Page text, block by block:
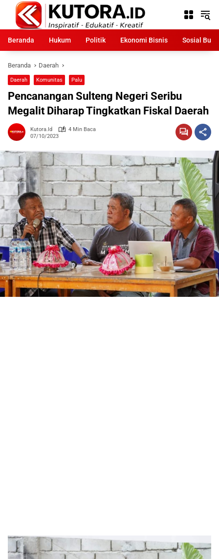
Langsung
konten
Beranda
Hukum Politik Ekonomi Bisnis Sosial
Beranda Daerah
Daerah Komunitas Palu
Pencanangan Sulteng Negeri Seribu
Megalit Diharap Tingkatkan Fiskal Daerah
Kutora.id
4 Min Baca
07/10/2023